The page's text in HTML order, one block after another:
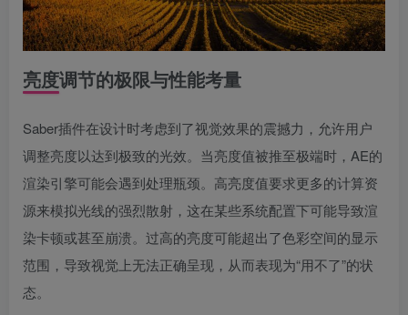
亮度调节的极限与性能考量
Saber插件在设计时考虑到了视觉效果的震撼力，允许用户
调整亮度以达到极致的光效。当亮度值被推至极端时，AE的
渲染引擎可能会遇到处理瓶颈。高亮度值要求更多的计算资
源来模拟光线的强烈散射，这在某些系统配置下可能导致渲
染卡顿或甚至崩溃。过高的亮度可能超出了色彩空间的显示
范围，导致视觉上无法正确呈现，从而表现为“用不了”的状
态。